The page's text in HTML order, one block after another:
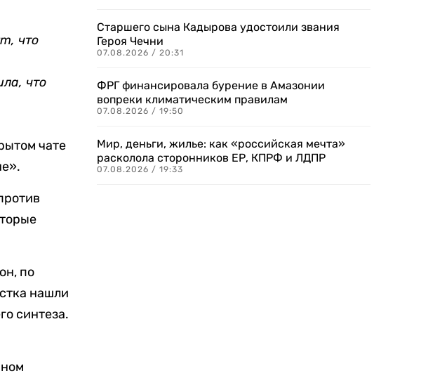
что
что
чате
по
нашли
синтеза.
Старшего сына Кадырова удостоили звания
Героя Чечни
07.08.2026 / 20:31
ФРГ финансировала бурение в Амазонии
вопреки климатическим правилам
07.08.2026 / 19:50
Мир, деньги, жилье: как «российская мечта»
расколола сторонников ЕР, КПРФ и ЛДПР
07.08.2026 / 19:33